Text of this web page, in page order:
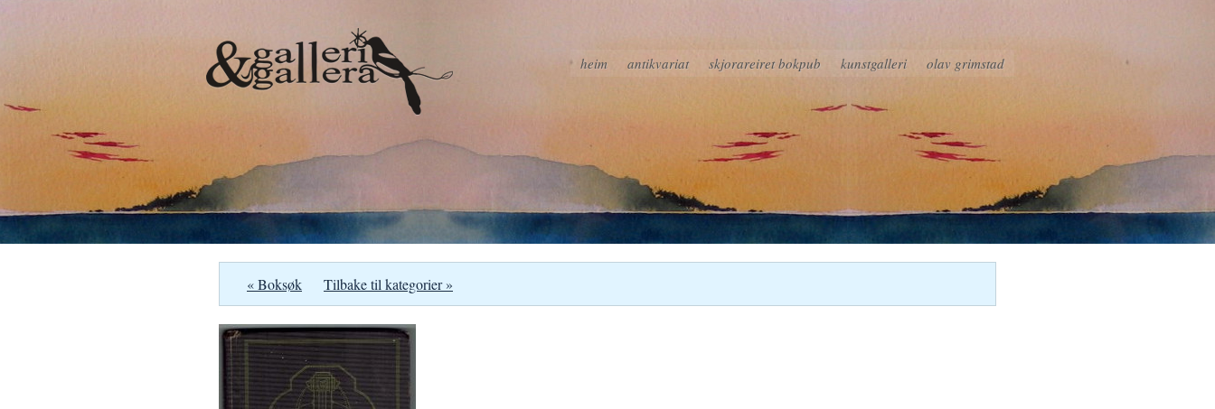
heim antikvariat skjorareiret bokpub kunstgalleri olav grimstad
« Boksøk Tilbake til kategorier »